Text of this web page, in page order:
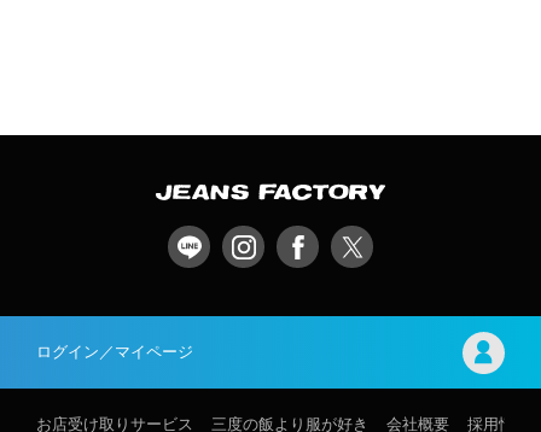
ログイン／マイページ
お店受け取りサービス 三度の飯より服が好き 会社概要 採用情報